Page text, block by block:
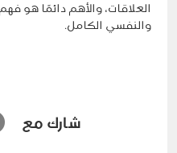
العلاقات، والأهم دائمًا هو
والنفسي الكامل.
شارك مع